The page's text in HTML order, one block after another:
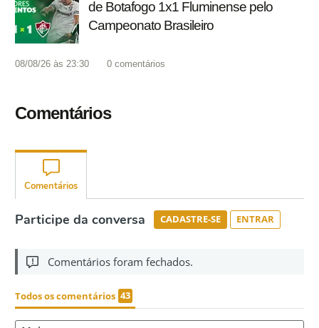
de Botafogo 1x1 Fluminense pelo
Campeonato Brasileiro
08/08/26 às 23:30 0 comentários
Comentários